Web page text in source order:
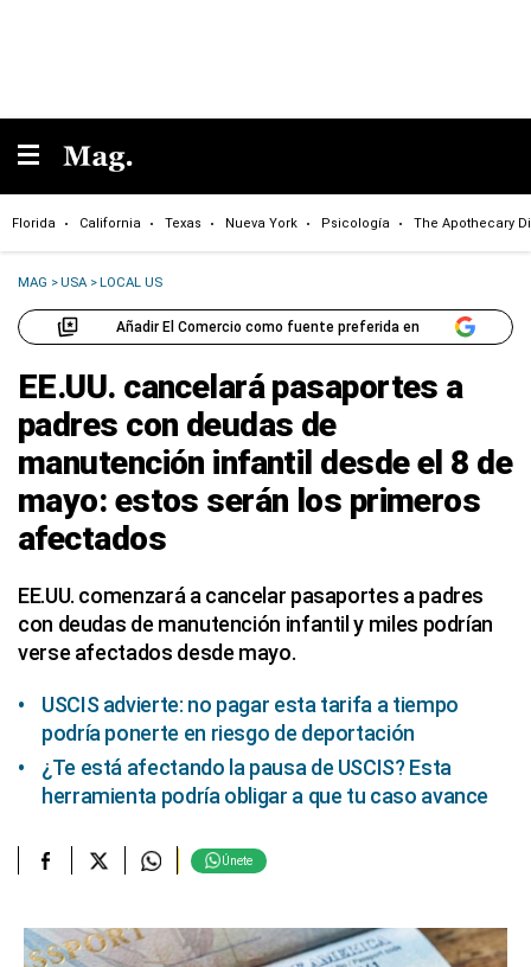
Florida California Texas Nueva York Psicología The Apothecary
MAG >USA >LOCAL US
Añadir El Comercio como fuente preferida en
EE.UU. cancelará pasaportes a
padres con deudas de
manutención infantil desde el 8 de
mayo: estos serán los primeros
afectados
EE.UU. comenzará a cancelar pasaportes a padres
con deudas de manutención infantil y miles podrían
verse afectados desde mayo.
USCIS advierte: no pagar esta tarifa a tiempo
podría ponerte en riesgo de deportación
¿Te está afectando la pausa de USCIS? Esta
herramienta podría obligar a que tu caso avance
Únete